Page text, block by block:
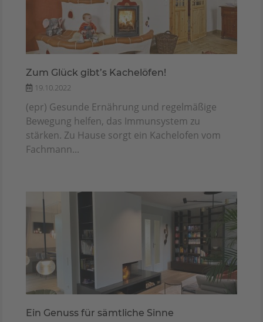
Zum Glück gibt’s Kachelöfen!
19.10.2022
(epr) Gesunde Ernährung und regelmäßige
Bewegung helfen, das Immunsystem zu
stärken. Zu Hause sorgt ein Kachelofen vom
Fachmann...
Ein Genuss für sämtliche Sinne